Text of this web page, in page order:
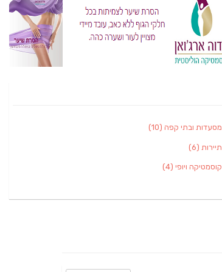
מסעדות ובתי קפה (10)
תיירות (6)
קוסמטיקה ויופי (4)